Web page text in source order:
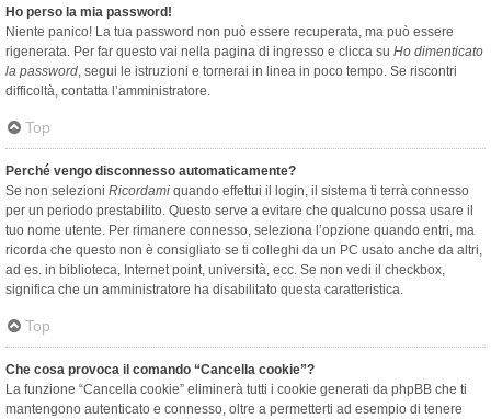
Ho perso la mia password!
Niente panico! La tua password non può essere recuperata, ma può essere
rigenerata. Per far questo vai nella pagina di ingresso e clicca su Ho dimenticato
la password, segui le istruzioni e tornerai in linea in poco tempo. Se riscontri
difficoltà, contatta l’amministratore.
Top
Perché vengo disconnesso automaticamente?
Se non selezioni Ricordami quando effettui il login, il sistema ti terrà connesso
per un periodo prestabilito. Questo serve a evitare che qualcuno possa usare il
tuo nome utente. Per rimanere connesso, seleziona l’opzione quando entri, ma
ricorda che questo non è consigliato se ti colleghi da un PC usato anche da altri,
ad es. in biblioteca, Internet point, università, ecc. Se non vedi il checkbox,
significa che un amministratore ha disabilitato questa caratteristica.
Top
Che cosa provoca il comando “Cancella cookie”?
La funzione “Cancella cookie” eliminerà tutti i cookie generati da phpBB che ti
mantengono autenticato e connesso, oltre a permetterti ad esempio di tenere